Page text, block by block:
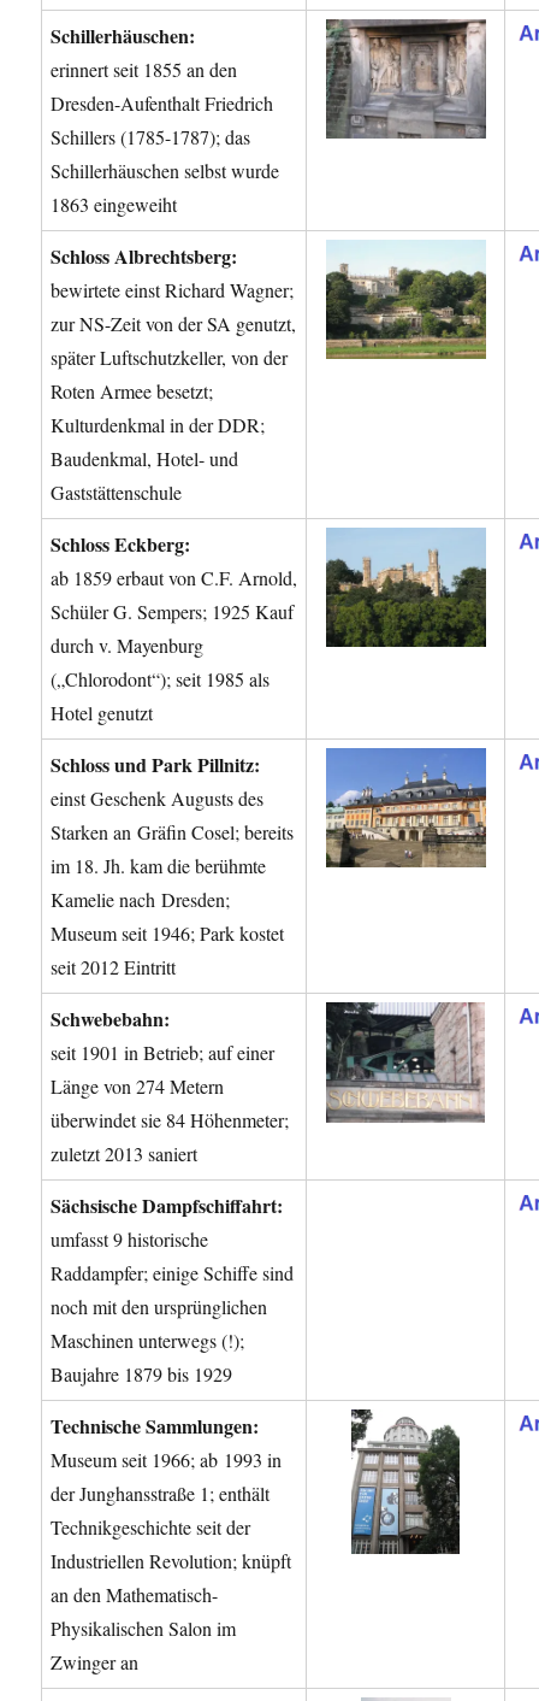
Schillerhäuschen:
erinnert seit 1855 an den
Dresden-Aufenthalt Friedrich
Schillers (1785-1787); das
Schillerhäuschen selbst wurde
1863 eingeweiht
Schloss Albrechtsberg:
bewirtete einst Richard Wagner;
zur NS-Zeit von der SA genutzt,
später Luftschutzkeller, von der
Roten Armee besetzt;
Kulturdenkmal in der DDR;
Baudenkmal, Hotel- und
Gaststättenschule
Schloss Eckberg:
ab 1859 erbaut von C.F. Arnold,
Schüler G. Sempers; 1925 Kauf
durch v. Mayenburg
(„Chlorodont“); seit 1985 als
Hotel genutzt
Schloss und Park Pillnitz:
einst Geschenk Augusts des
Starken an Gräfin Cosel; bereits
im 18. Jh. kam die berühmte
Kamelie nach Dresden;
Museum seit 1946; Park kostet
seit 2012 Eintritt
Schwebebahn:
seit 1901 in Betrieb; auf einer
Länge von 274 Metern
überwindet sie 84 Höhenmeter;
zuletzt 2013 saniert
Sächsische Dampfschiffahrt:
umfasst 9 historische
Raddampfer; einige Schiffe sind
noch mit den ursprünglichen
Maschinen unterwegs (!);
Baujahre 1879 bis 1929
Technische Sammlungen:
Museum seit 1966; ab 1993 in
der Junghansstraße 1; enthält
Technikgeschichte seit der
Industriellen Revolution; knüpft
an den Mathematisch-
Physikalischen Salon im
Zwinger an